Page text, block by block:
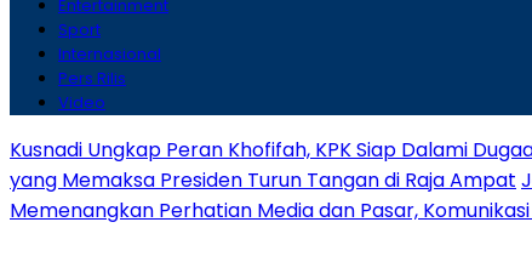
Entertainment
Sport
Internasional
Pers Rilis
Video
Kusnadi Ungkap Peran Khofifah, KPK Siap Dalami
yang Memaksa Presiden Turun Tangan di Raja Ampat
Memenangkan Perhatian Media dan Pasar,